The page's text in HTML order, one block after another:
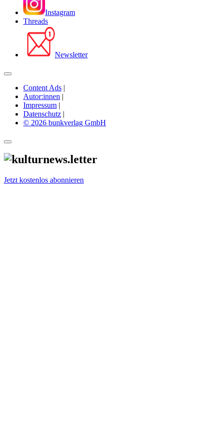
Instagram
Threads
Newsletter
Content Ads |
Autor:innen |
Impressum |
Datenschutz |
© 2026 bunkverlag GmbH
Jetzt kostenlos abonnieren